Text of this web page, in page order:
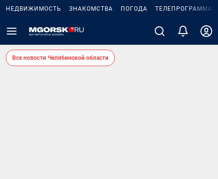
НЕДВИЖИМОСТЬ ЗНАКОМСТВА ПОГОДА ТЕЛЕПРОГРАММА
Все новости Челябинской области